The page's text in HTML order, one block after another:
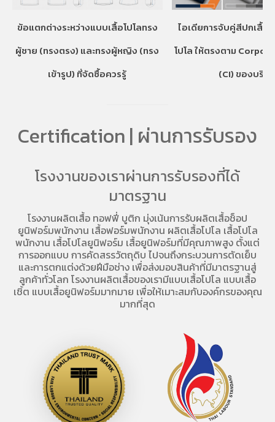
ข้อแตกต่างระหว่างแบบเสื้อโปโลทรง
ผู้ชาย (ทรงตรง) และทรงผู้หญิง (ทรง
เข้ารูป) ที่จัดซื้อควรรู้
ไอเดียการจับคู่สีปกเสื้อ
โปโล ให้ตรงตาม
(CI) ของบริษัท
Certification | ผ่านการรับรอง
โรงงานของเราผ่านการรับรองที่ได้
มาตรฐาน
โรงงานผลิตเสื้อ ทอฟฟี่ บูติก มุ่งเน้นการรับผลิตเสื้อช็อป
ยูนิฟอร์มพนักงาน เสื้อฟอร์มพนักงาน ผลิตเสื้อโปโล เสื้อโปโล
พนักงาน เสื้อโปโลยูนิฟอร์ม เสื้อยูนิฟอร์มที่มีคุณภาพสูง ตั้งแต่
การออกแบบ การคัดสรรวัตถุดิบ ไปจนถึงกระบวนการตัดเย็บ
และการตกแต่งด้วยฝีมือช่าง เพื่อส่งมอบสินค้าที่มีมาตรฐานสู่
ลูกค้าทั่วโลก โรงงานผลิตเสื้อของเรามีแบบเสื้อโปโล แบบเสื้อ
เชิ้ต แบบเสื้อยูนิฟอร์มมากมาย เพื่อให้เมาะสมกับองค์กรของคุณ
มากที่สุด